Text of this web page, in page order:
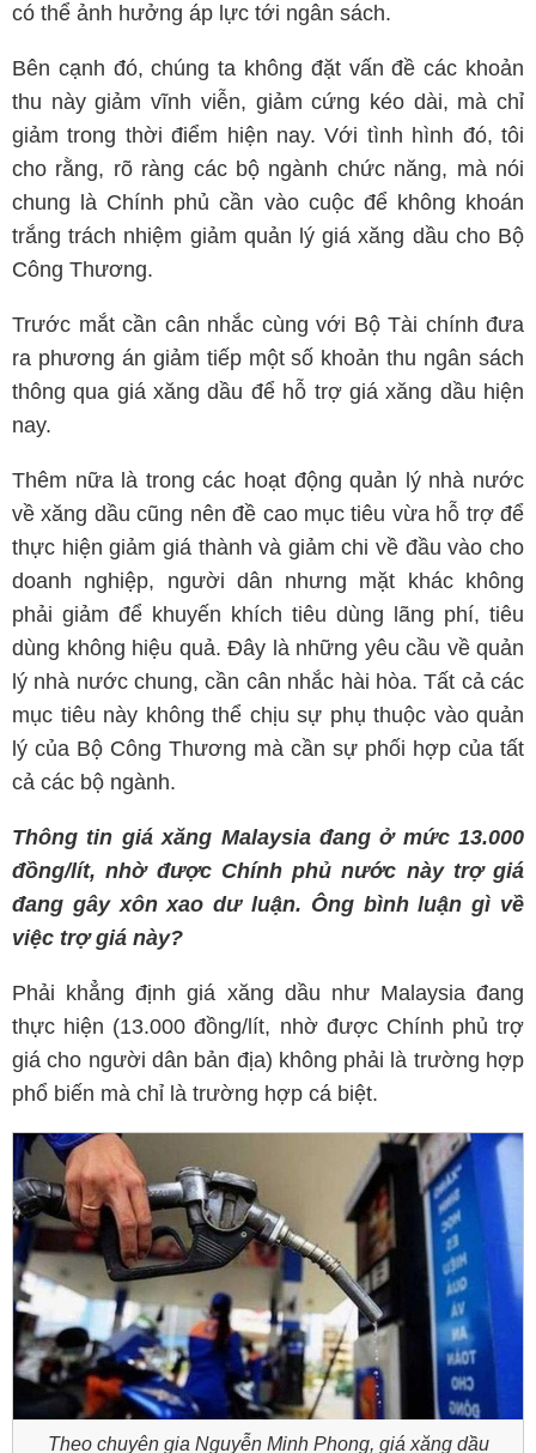
có thể ảnh hưởng áp lực tới ngân sách.
Bên cạnh đó, chúng ta không đặt vấn đề các khoản
thu này giảm vĩnh viễn, giảm cứng kéo dài, mà chỉ
giảm trong thời điểm hiện nay. Với tình hình đó, tôi
cho rằng, rõ ràng các bộ ngành chức năng, mà nói
chung là Chính phủ cần vào cuộc để không khoán
trắng trách nhiệm giảm quản lý giá xăng dầu cho Bộ
Công Thương.
Trước mắt cần cân nhắc cùng với Bộ Tài chính đưa
ra phương án giảm tiếp một số khoản thu ngân sách
thông qua giá xăng dầu để hỗ trợ giá xăng dầu hiện
nay.
Thêm nữa là trong các hoạt động quản lý nhà nước
về xăng dầu cũng nên đề cao mục tiêu vừa hỗ trợ để
thực hiện giảm giá thành và giảm chi về đầu vào cho
doanh nghiệp, người dân nhưng mặt khác không
phải giảm để khuyến khích tiêu dùng lãng phí, tiêu
dùng không hiệu quả. Đây là những yêu cầu về quản
lý nhà nước chung, cần cân nhắc hài hòa. Tất cả các
mục tiêu này không thể chịu sự phụ thuộc vào quản
lý của Bộ Công Thương mà cần sự phối hợp của tất
cả các bộ ngành.
Thông tin giá xăng Malaysia đang ở mức 13.000
đồng/lít, nhờ được Chính phủ nước này trợ giá
đang gây xôn xao dư luận. Ông bình luận gì về
việc trợ giá này?
Phải khẳng định giá xăng dầu như Malaysia đang
thực hiện (13.000 đồng/lít, nhờ được Chính phủ trợ
giá cho người dân bản địa) không phải là trường hợp
phổ biến mà chỉ là trường hợp cá biệt.
Theo chuyên gia Nguyễn Minh Phong, giá xăng dầu